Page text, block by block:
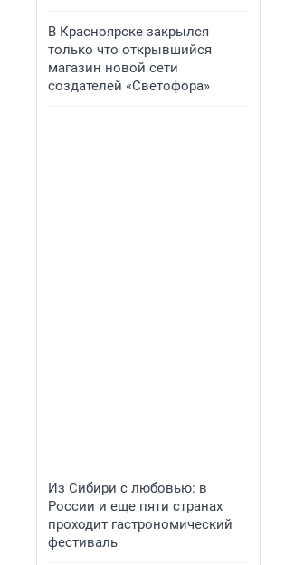
В Красноярске закрылся
только что открывшийся
магазин новой сети
создателей «Светофора»
Из Сибири с любовью: в
России и еще пяти странах
проходит гастрономический
фестиваль